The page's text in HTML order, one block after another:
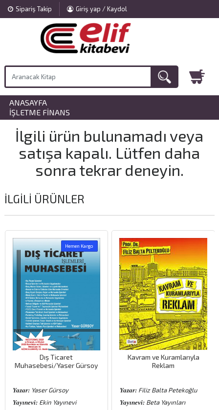
Sipariş Takip Giriş yap / Kaydol
ANASAYFA
İŞLETME FINANS
İlgili ürün bulunamadı veya
satışa kapalı. Lütfen daha
sonra tekrar deneyin.
İLGILI ÜRÜNLER
Hemen Kargo
Dış Ticaret
Muhasebesi/Yaser Gürsoy
Yazar: Yaser Gürsoy
Yayınevi: Ekin Yayınevi
Kavram ve Kuramlarıyla
Reklam
Yazar:Filiz Balta Petekoğlu
Yayınevi:Beta Yayınları